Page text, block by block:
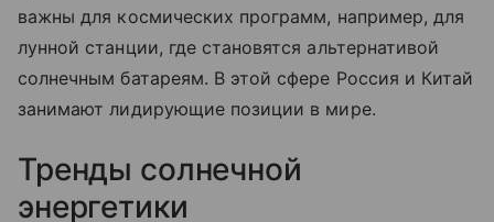
важны для космических программ, например, для
лунной станции, где становятся альтернативой
солнечным батареям. В этой сфере Россия и Китай
занимают лидирующие позиции в мире.
Тренды солнечной
энергетики